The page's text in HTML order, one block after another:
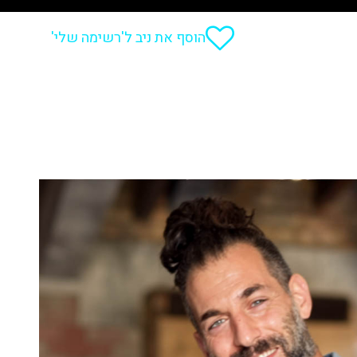
הוסף את ניב ל'רשימה שלי'